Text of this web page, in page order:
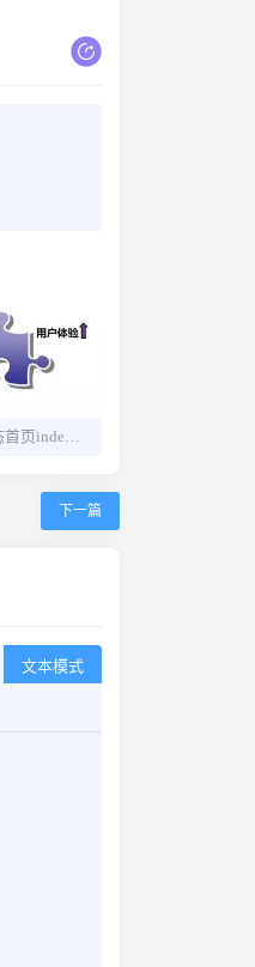
Typecho生成静态首页index.html文件
下一篇
文本模式